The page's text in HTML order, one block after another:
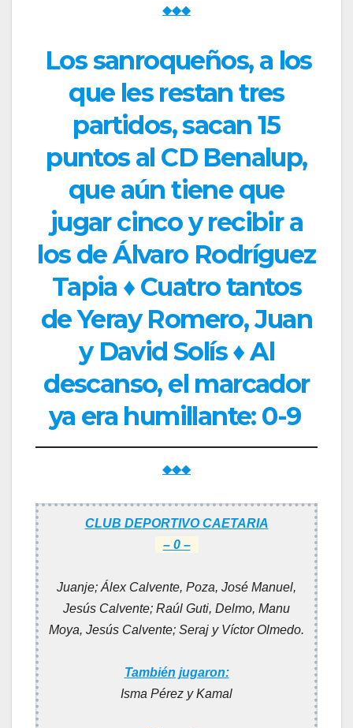
◆◆◆
Los sanroqueños, a los
que les restan tres
partidos, sacan 15
puntos al CD Benalup,
que aún tiene que
jugar cinco y recibir a
los de Álvaro Rodríguez
Tapia ♦ Cuatro tantos
de Yeray Romero, Juan
y David Solís ♦ Al
descanso, el marcador
ya era humillante: 0-9
◆◆◆
CLUB DEPORTIVO CAETARIA
– 0 –
Juanje; Álex Calvente, Poza, José Manuel,
Jesús Calvente; Raúl Guti, Delmo, Manu
Moya, Jesús Calvente; Seraj y Víctor Olmedo.
También jugaron:
Isma Pérez y Kamal